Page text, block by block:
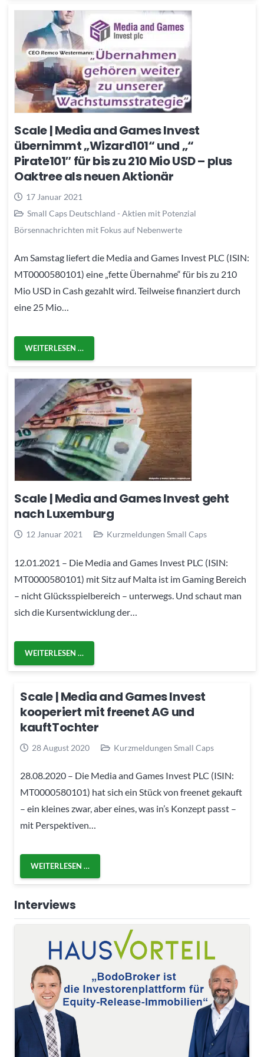
Scale | Media and Games Invest
übernimmt „Wizard101“ und „“
Pirate101″ für bis zu 210 Mio USD – plus
Oaktree als neuen Aktionär
17 Januar 2021
Small Caps Deutschland - Aktien mit Potenzial
Börsennachrichten mit Fokus auf Nebenwerte
Am Samstag liefert die Media and Games Invest PLC (ISIN:
MT0000580101) eine „fette Übernahme“ für bis zu 210
Mio USD in Cash gezahlt wird. Teilweise finanziert durch
eine 25 Mio…
WEITERLESEN …
Scale | Media and Games Invest geht
nach Luxemburg
12 Januar 2021 Kurzmeldungen Small Caps
12.01.2021 – Die Media and Games Invest PLC (ISIN:
MT0000580101) mit Sitz auf Malta ist im Gaming Bereich
– nicht Glücksspielbereich – unterwegs. Und schaut man
sich die Kursentwicklung der…
WEITERLESEN …
Scale | Media and Games Invest
kooperiert mit freenet AG und
kauftTochter
28 August 2020 Kurzmeldungen Small Caps
28.08.2020 – Die Media and Games Invest PLC (ISIN:
MT0000580101) hat sich ein Stück von freenet gekauft
– ein kleines zwar, aber eines, was in’s Konzept passt –
mit Perspektiven…
WEITERLESEN …
Interviews